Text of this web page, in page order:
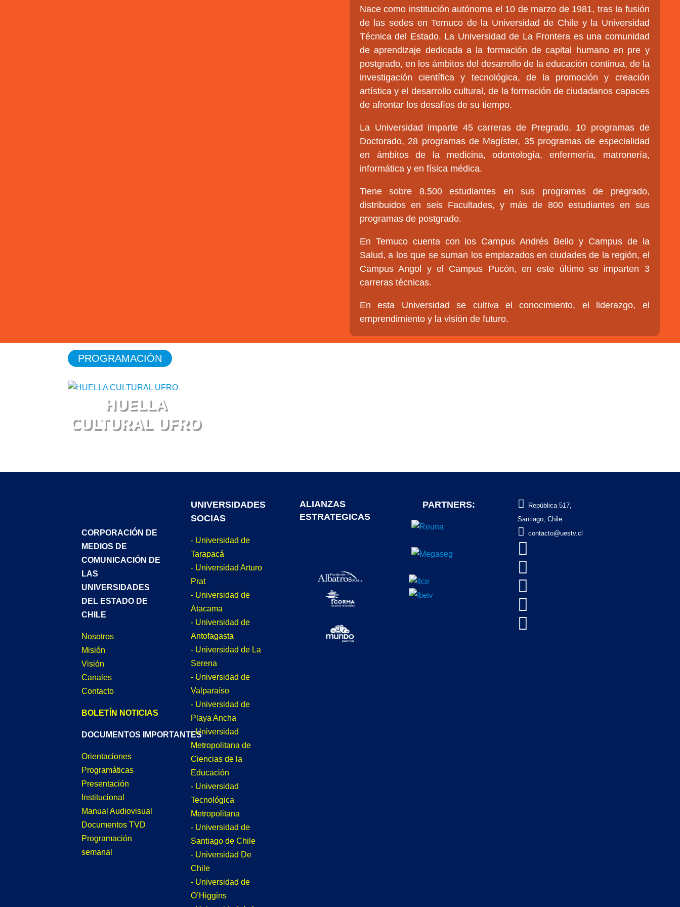
Nace como institución autónoma el 10 de marzo de 1981, tras la fusión
de las sedes en Temuco de la Universidad de Chile y la Universidad
Técnica del Estado. La Universidad de La Frontera es una comunidad
de aprendizaje dedicada a la formación de capital humano en pre y
postgrado, en los ámbitos del desarrollo de la educación continua, de la
investigación científica y tecnológica, de la promoción y creación
artística y el desarrollo cultural, de la formación de ciudadanos capaces
de afrontar los desafíos de su tiempo.
La Universidad imparte 45 carreras de Pregrado, 10 programas de
Doctorado, 28 programas de Magíster, 35 programas de especialidad
en ámbitos de la medicina, odontología, enfermería, matronería,
informática y en física médica.
Tiene sobre 8.500 estudiantes en sus programas de pregrado,
distribuidos en seis Facultades, y más de 800 estudiantes en sus
programas de postgrado.
En Temuco cuenta con los Campus Andrés Bello y Campus de la
Salud, a los que se suman los emplazados en ciudades de la región, el
Campus Angol y el Campus Pucón, en este último se imparten 3
carreras técnicas.
En esta Universidad se cultiva el conocimiento, el liderazgo, el
emprendimiento y la visión de futuro.
PROGRAMACIÓN
HUELLA
CULTURAL UFRO
CORPORACIÓN DE
MEDIOS DE
COMUNICACIÓN DE
LAS
UNIVERSIDADES
DEL ESTADO DE
CHILE
Nosotros
Misión
Visión
Canales
Contacto
BOLETÍN NOTICIAS
DOCUMENTOS IMPORTANTES
Orientaciones
Programáticas
Presentación
Institucional
Manual Audiovisual
Documentos TVD
Programación
semanal
UNIVERSIDADES
SOCIAS
- Universidad de
Tarapacá
- Universidad Arturo
Prat
- Universidad de
Atacama
- Universidad de
Antofagasta
- Universidad de La
Serena
- Universidad de
Valparaíso
- Universidad de
Playa Ancha
- Universidad
Metropolitana de
Ciencias de la
Educación
- Universidad
Tecnológica
Metropolitana
- Universidad de
Santiago de Chile
- Universidad De
Chile
- Universidad de
O’Higgins
ALIANZAS
ESTRATEGICAS
PARTNERS: 
República 517,
Santiago, Chile
 contacto@uestv.cl




